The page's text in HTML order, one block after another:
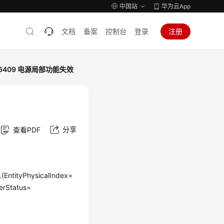
中国站 华为云App
文档 备案 控制台 登录 注册
电源局部功能失效
查看PDF 分享